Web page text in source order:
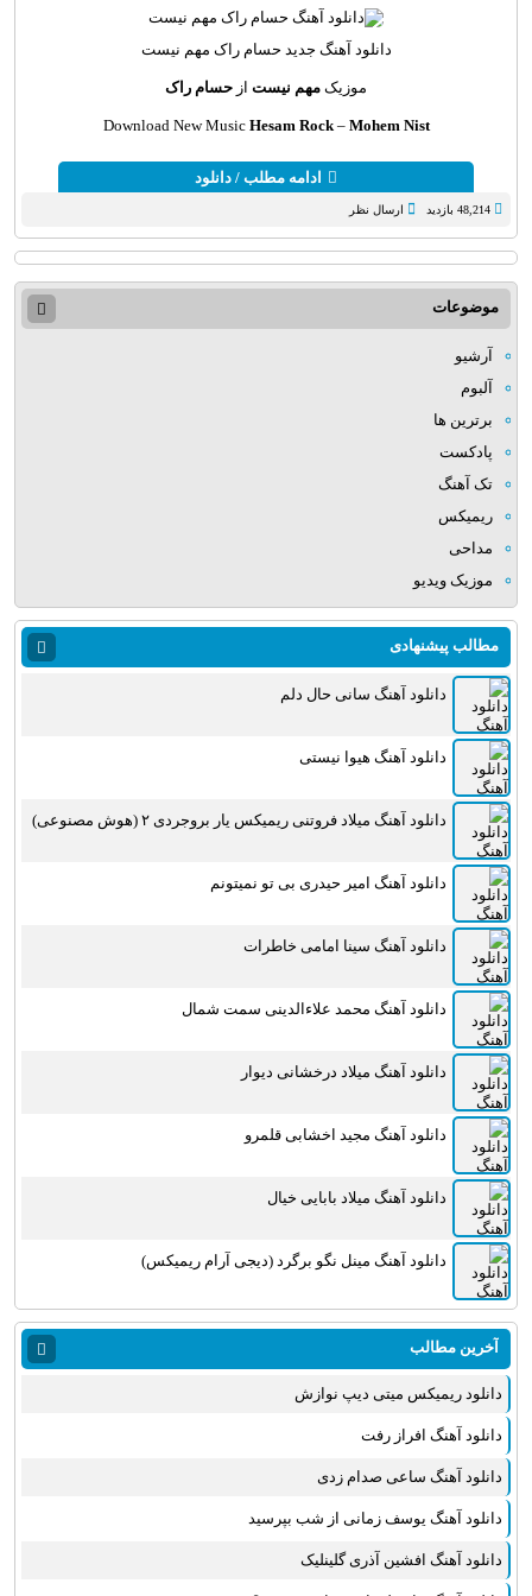
دانلود آهنگ جدید حسام‌ راک مهم نیست
موزیک مهم نیست از حسام‌ راک
Download New Music Hesam Rock–Mohem Nist
ادامه مطلب / دانلود
48,214 بازدید ارسال نظر
موضوعات
آرشیو
آلبوم
برترین ها
پادکست
تک آهنگ
ریمیکس
مداحی
موزیک ویدیو
مطالب پیشنهادی
دانلود آهنگ سانی حال دلم
دانلود آهنگ هیوا نیستی
دانلود آهنگ میلاد فروتنی ریمیکس یار بروجردی ۲ (هوش مصنوعی)
دانلود آهنگ امیر حیدری بی تو نمیتونم
دانلود آهنگ سینا امامی خاطرات
دانلود آهنگ محمد علاءالدینی سمت شمال
دانلود آهنگ میلاد درخشانی دیوار
دانلود آهنگ مجید اخشابی قلمرو
دانلود آهنگ میلاد بابایی خیال
دانلود آهنگ مینل نگو برگرد (دیجی آرام ریمیکس)
آخرین مطالب
دانلود ریمیکس میتی دیپ نوازش
دانلود آهنگ افراز رفت
دانلود آهنگ ساعی صدام زدی
دانلود آهنگ یوسف زمانی از شب بپرسید
دانلود آهنگ افشین آذری گلینلیک